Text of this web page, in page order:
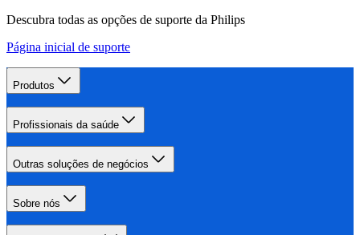
Descubra todas as opções de suporte da Philips
Página inicial de suporte
Produtos
Profissionais da saúde
Outras soluções de negócios
Sobre nós